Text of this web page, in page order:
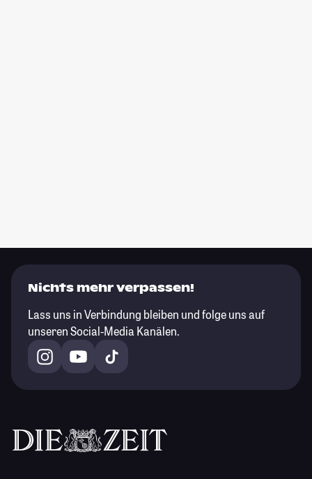
Nichts mehr verpassen!
Lass uns in Verbindung bleiben und folge uns auf
unseren Social-Media Kanälen.